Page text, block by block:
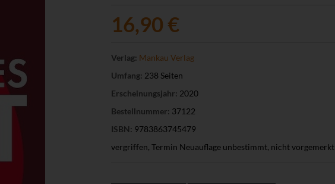
16,90 €
Verlag: Mankau Verlag
Umfang: 238 Seiten
Erscheinungsjahr: 2020
Bestellnummer: 37122
ISBN: 9783863745479
vergriffen, Termin Neuauflage unbestimmt, nicht vorgemerkt